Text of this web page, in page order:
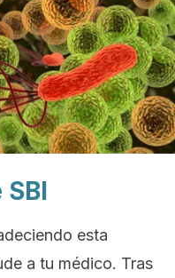
esta
a tu médico. Tras